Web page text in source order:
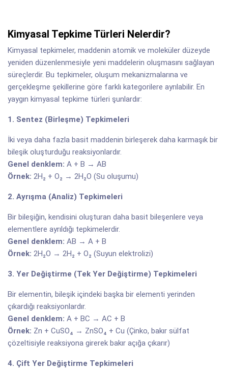
Kimyasal Tepkime Türleri Nelerdir?
Kimyasal tepkimeler, maddenin atomik ve moleküler düzeyde
yeniden düzenlenmesiyle yeni maddelerin oluşmasını sağlayan
süreçlerdir. Bu tepkimeler, oluşum mekanizmalarına ve
gerçekleşme şekillerine göre farklı kategorilere ayrılabilir. En
yaygın kimyasal tepkime türleri şunlardır:
1. Sentez (Birleşme) Tepkimeleri
İki veya daha fazla basit maddenin birleşerek daha karmaşık bir
bileşik oluşturduğu reaksiyonlardır.
Genel denklem: A + B → AB
Örnek: 2H₂ + O₂ → 2H₂O (Su oluşumu)
2. Ayrışma (Analiz) Tepkimeleri
Bir bileşiğin, kendisini oluşturan daha basit bileşenlere veya
elementlere ayrıldığı tepkimelerdir.
Genel denklem: AB → A + B
Örnek: 2H₂O → 2H₂ + O₂ (Suyun elektrolizi)
3. Yer Değiştirme (Tek Yer Değiştirme) Tepkimeleri
Bir elementin, bileşik içindeki başka bir elementi yerinden
çıkardığı reaksiyonlardır.
Genel denklem: A + BC → AC + B
Örnek: Zn + CuSO₄ → ZnSO₄ + Cu (Çinko, bakır sülfat
çözeltisiyle reaksiyona girerek bakır açığa çıkarır)
4. Çift Yer Değiştirme Tepkimeleri